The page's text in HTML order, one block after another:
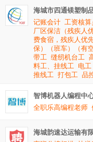
海城市四通镁塑制
记账会计 工资核算
厂区保洁（残疾人优
费食宿，残疾人优先
保）（班车）（有
带工 缝纫机台工
料工、挂线工
电工
推线工 打包工 品
智博机器人编程中
全职乐高编程老师
海城韵速达运输有